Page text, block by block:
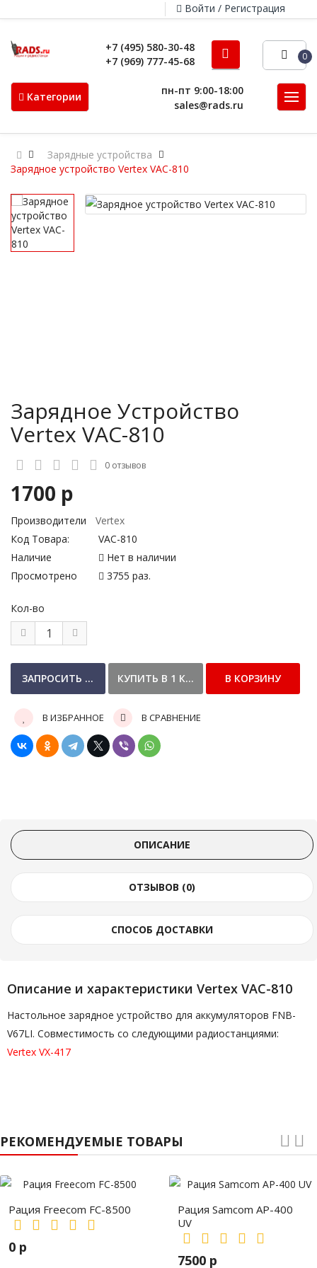
Войти / Регистрация
+7 (495) 580-30-48
+7 (969) 777-45-68
0
Категории
пн-пт 9:00-18:00
sales@rads.ru
Зарядные устройства
Зарядное устройство Vertex VAC-810
Зарядное Устройство
Vertex VAC-810
0 отзывов
1700 р
Производители
Vertex
Код Товара:
VAC-810
Наличие
Нет в наличии
Просмотрено
3755 раз.
Кол-во
В ИЗБРАННОЕ В СРАВНЕНИЕ
ОПИСАНИЕ
ОТЗЫВОВ (0)
СПОСОБ ДОСТАВКИ
Описание и характеристики Vertex VAC-810
Настольное зарядное устройство для аккумуляторов FNB-
V67LI. Совместимость со следующими радиостанциями:
Vertex VX-417
РЕКОМЕНДУЕМЫЕ ТОВАРЫ
Рация Freecom FC-8500
0 р
Рация Samcom AP-400
UV
7500 р